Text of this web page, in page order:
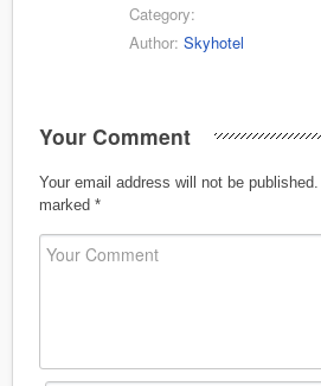
Category:
Author: Skyhotel
Your Comment
Your email address will not be published.
marked *